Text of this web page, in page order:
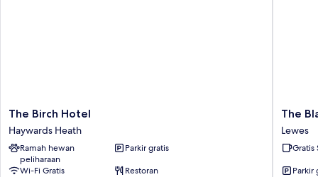
The
Birch
Hotel
Haywards
Heath
The Birch Hotel
Haywards Heath
Ramah hewan
peliharaan
Parkir gratis
Wi-Fi Gratis
Restoran
The
Arms
Halland
The
Lewes
Gratis
Parkir